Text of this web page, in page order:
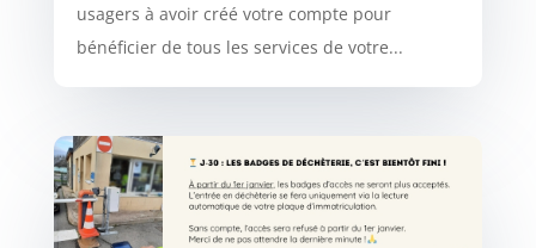
usagers à avoir créé votre compte pour
bénéficier de tous les services de votre...